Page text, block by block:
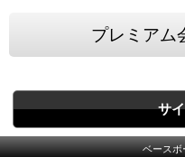
プレミアム
サ
ベースボ